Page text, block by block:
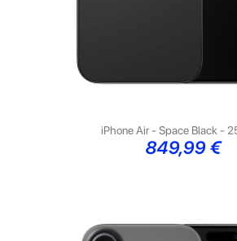
iPhone Air - Space Black -
Preço
849,99 €